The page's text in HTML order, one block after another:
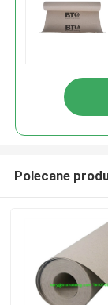
Polecane